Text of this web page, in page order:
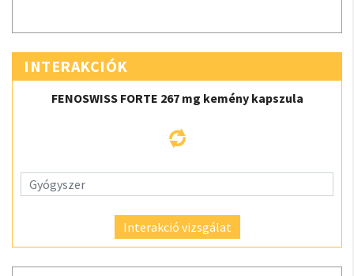
INTERAKCIÓK
FENOSWISS FORTE 267 mg kemény kapszula
Interakció vizsgálat